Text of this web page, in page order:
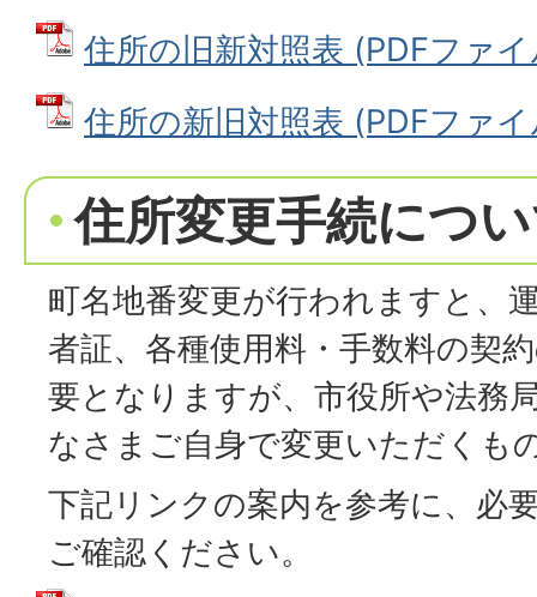
住所の旧新対照表 (PDFファ
住所の新旧対照表 (PDFファ
住所変更手続につ
町名地番変更が行われますと、
者証、各種使用料・手数料の契
要となりますが、市役所や法務
なさまご自身で変更いただくも
下記リンクの案内を参考に、必
ご確認ください。